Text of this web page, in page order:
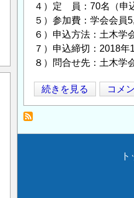
４）定 員：70名（申
５）参加費：学会会員
６）申込方法：土木学
７）申込締切：2018年
８）問合せ先：土木
第
17
地
続きを見る コメ